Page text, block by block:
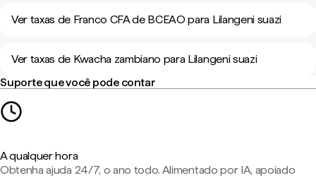
Ver taxas de Franco CFA de BCEAO para Lilangeni suazi
Ver taxas de Kwacha zambiano para Lilangeni suazi
Suporte que você pode contar
A qualquer hora
Obtenha ajuda 24/7, o ano todo. Alimentado por IA, apoiado